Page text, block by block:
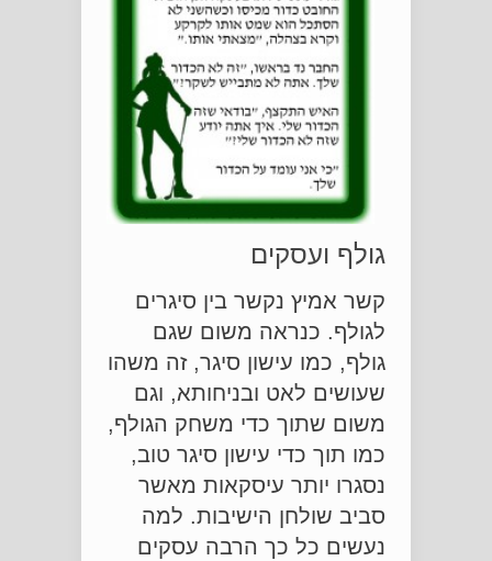
גולף ועסקים
קשר אמיץ נקשר בין סיגרים
לגולף. כנראה משום שגם
גולף, כמו עישון סיגר, זה משהו
שעושים לאט ובניחותא, וגם
משום שתוך כדי משחק הגולף,
כמו תוך כדי עישון סיגר טוב,
נסגרו יותר עיסקאות מאשר
סביב שולחן הישיבות. למה
נעשים כל כך הרבה עסקים